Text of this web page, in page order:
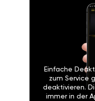
Einfache
zum Service
deaktivieren.
immer in der